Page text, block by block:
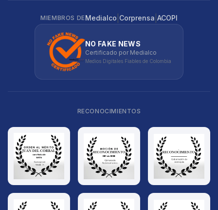
MIEMBROS DEMedialco Corprensa ACOPI
NO FAKE NEWS
Certificado por Medialco
Medios Digitales Fiables de Colombia
RECONOCIMIENTOS